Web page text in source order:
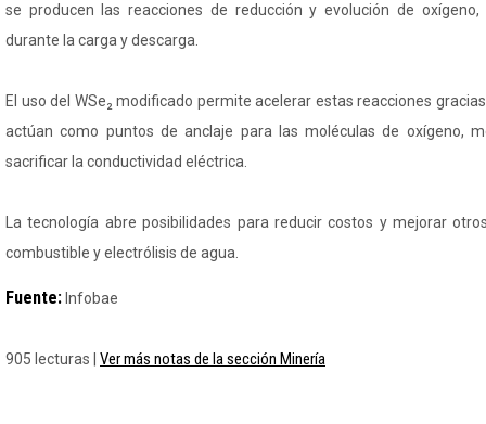
se producen las reacciones de reducción y evolución de
durante la carga y descarga.
El uso del WSe₂ modificado permite acelerar estas reacciones
actúan como puntos de anclaje para las moléculas de oxígeno,
sacrificar la conductividad eléctrica.
La tecnología abre posibilidades para reducir costos y mejorar
combustible y electrólisis de agua.
Fuente: Infobae
905 lecturas | Ver más notas de la sección Minería